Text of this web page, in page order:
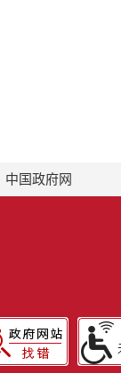
中国政府网